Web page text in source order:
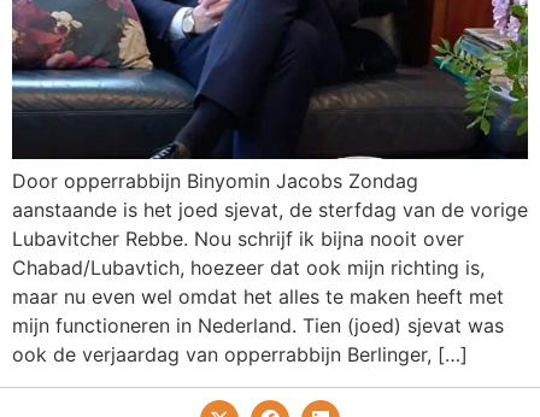
Door opperrabbijn Binyomin Jacobs Zondag
aanstaande is het joed sjevat, de sterfdag van de vorige
Lubavitcher Rebbe. Nou schrijf ik bijna nooit over
Chabad/Lubavtich, hoezeer dat ook mijn richting is,
maar nu even wel omdat het alles te maken heeft met
mijn functioneren in Nederland. Tien (joed) sjevat was
ook de verjaardag van opperrabbijn Berlinger, […]